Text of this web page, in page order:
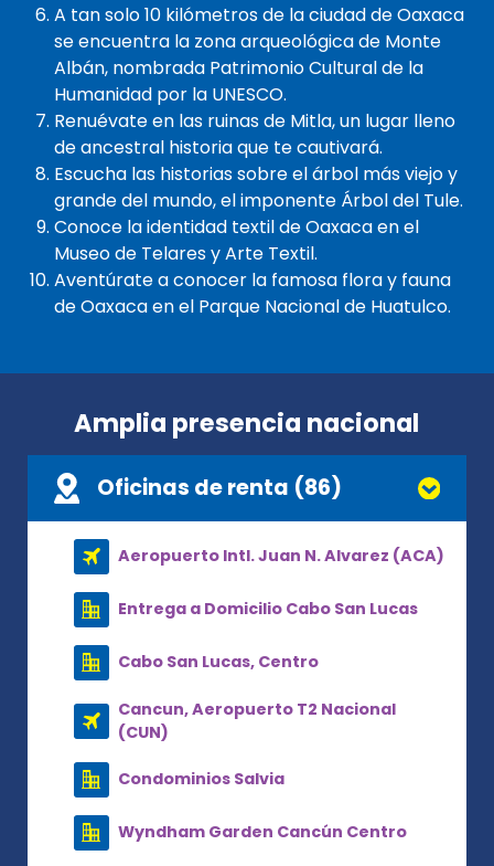
A tan solo 10 kilómetros de la ciudad de Oaxaca
se encuentra la zona arqueológica de Monte
Albán, nombrada Patrimonio Cultural de la
Humanidad por la UNESCO.
Renuévate en las ruinas de Mitla, un lugar lleno
de ancestral historia que te cautivará.
Escucha las historias sobre el árbol más viejo y
grande del mundo, el imponente Árbol del Tule.
Conoce la identidad textil de Oaxaca en el
Museo de Telares y Arte Textil.
Aventúrate a conocer la famosa flora y fauna
de Oaxaca en el Parque Nacional de Huatulco.
Amplia presencia nacional
Oficinas de renta (86)
Aeropuerto Intl. Juan N. Alvarez (ACA)
Entrega a Domicilio Cabo San Lucas
Cabo San Lucas, Centro
Cancun, Aeropuerto T2 Nacional
(CUN)
Condominios Salvia
Wyndham Garden Cancún Centro